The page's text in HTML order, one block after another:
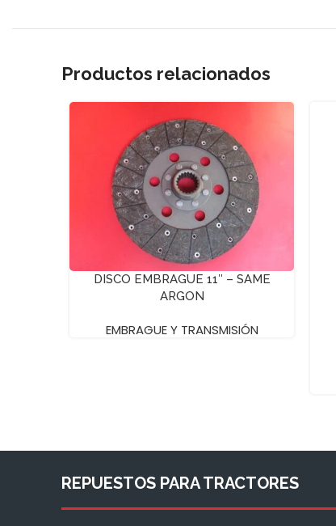
Productos relacionados
DISCO EMBRAGUE 11″ – SAME
ARGON
EMBRAGUE Y TRANSMISIÓN
REPUESTOS PARA TRACTORES